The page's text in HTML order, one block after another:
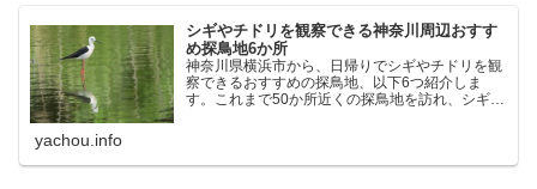
シギやチドリを観察できる神奈川周辺おすす
め探鳥地6か所
神奈川県横浜市から、日帰りでシギやチドリを観
察できるおすすめの探鳥地、以下6つ紹介しま
す。これまで50か所近くの探鳥地を訪れ、シギや
yachou.info